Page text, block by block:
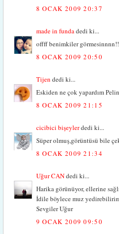
8 OCAK 2009 20:37
made in funda dedi ki...
offff benimkiler
8 OCAK 2009 20:50
Tijen dedi ki...
Eskiden ne çok yapardım
8 OCAK 2009 21:15
cicibici bişeylerdedi ki...
Süper olmuş,görüntüsü bile
8 OCAK 2009 21:34
Uğur CANdedi ki...
Harika görünüyor, ellerine
İdile böylece muz
Sevgiler Uğur
9 OCAK 2009 09:50